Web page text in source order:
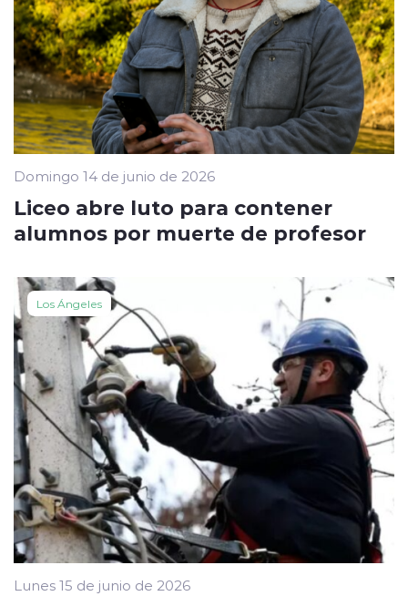
Domingo 14 de junio de 2026
Liceo abre luto para contener
alumnos por muerte de profesor
Los Ángeles
Lunes 15 de junio de 2026